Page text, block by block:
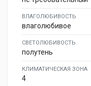
ВЛАГОЛЮБИВОСТЬ
влаголюбивое
СВЕТОЛЮБИВОСТЬ
полутень
КЛИМАТИЧЕСКАЯ ЗОНА
4